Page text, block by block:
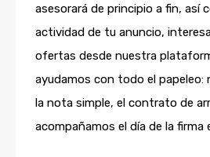
asesorará de principio a fin, así
actividad de tu anuncio,
ofertas desde nuestra
ayudamos con todo el papeleo:
la nota simple, el contrato de
acompañamos el día de la firma